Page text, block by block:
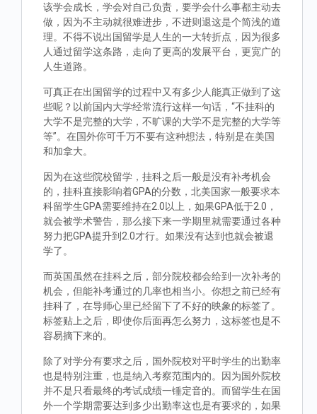
该学会成长，学会对自己负责，要学会什么事都主动去
做，因为不主动就很难进步，不进则退这是个简浅的道
理。不得不说出国留学是人生的一大转折点，因为很多
人通过留学这条路，走向了更高的发展平台，更宽广的
人生道路。
可真正在出国留学的过程中又有多少人能真正做到了这
些呢？以前国内大学经常流行这样一句话，“不挂科的
大学不是完整的大学，不旷课的大学不是完整的大学等
等”。在国外你可千万不要有这种想法，特别是在美国
和加拿大。
因为在这些院校留学，挂科之后一般是没有补考机会
的，挂科直接影响着GPA的分数，北美国家一般要求本
科留学生GPA需要维持在2.0以上，如果GPA低于2.0，
就会被学术警告，那么接下来一学期里就需要通过各种
努力把GPA提升到2.0才行。如果没有达到也就会被退
学了。
而英国虽然在挂科之后，部分院校都会给到一次补考的
机会，但能补考通过的几率也相当小。你想之前已经有
挂科了，在导师心里已经留下了不好的映象的标签了。
标签贴上之后，即使你后面再怎么努力，这标签也是不
容易摘下来的。
除了对学分有要求之后，国外院校对平时学生的出勤率
也是特别注重，也是纳入考察范围内的。因为国外院校
并不是只看最终的考试成绩一锤定音的。而留学生在国
外一个学期需要达到多少出勤率这也是有要求的，如果